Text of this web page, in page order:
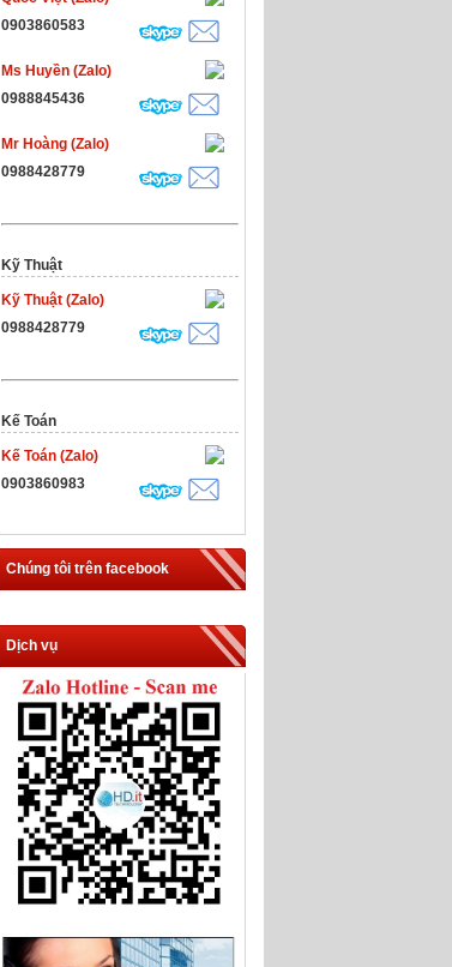
0903860583
Ms Huyền (Zalo)
0988845436
Mr Hoàng (Zalo)
0988428779
Kỹ Thuật
Kỹ Thuật (Zalo)
0988428779
Kế Toán
Kế Toán (Zalo)
0903860983
Chúng tôi trên facebook
Dịch vụ